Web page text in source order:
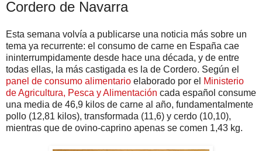
Cordero de Navarra
Esta semana volvía a publicarse una noticia más sobre un
tema ya recurrente: el consumo de carne en España cae
ininterrumpidamente desde hace una década, y de entre
todas ellas, la más castigada es la de Cordero. Según el
panel de consumo alimentario elaborado por el Ministerio
de Agricultura, Pesca y Alimentación cada español consume
una media de 46,9 kilos de carne al año, fundamentalmente
pollo (12,81 kilos), transformada (11,6) y cerdo (10,10),
mientras que de ovino-caprino apenas se comen 1,43 kg.